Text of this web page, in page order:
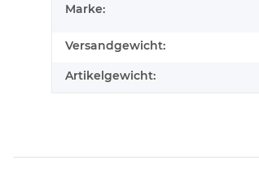
Marke:
Versandgewicht:
Artikelgewicht: